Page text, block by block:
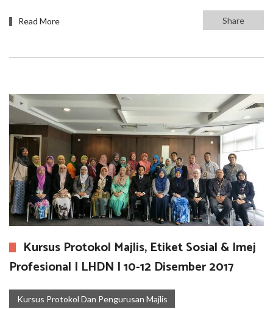
Read More Share
Kursus Protokol Majlis, Etiket Sosial & Imej
Profesional | LHDN | 10-12 Disember 2017
Kursus Protokol Dan Pengurusan Majlis